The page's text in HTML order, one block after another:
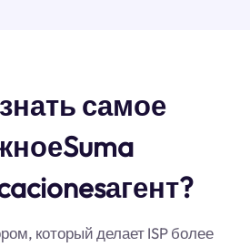
самое
который делает ISP более